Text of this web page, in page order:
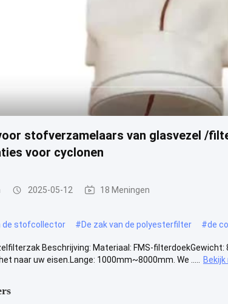
stofverzamelaars van glasvezel /
voor cyclonen
2025-05-12 18 Meningen
de stofcollector #De zak van de polyesterfilter #de
Beschrijving: Materiaal: FMS-
naar uw eisen.Lange: 1000mm~8000mm. We .....
Bekijk